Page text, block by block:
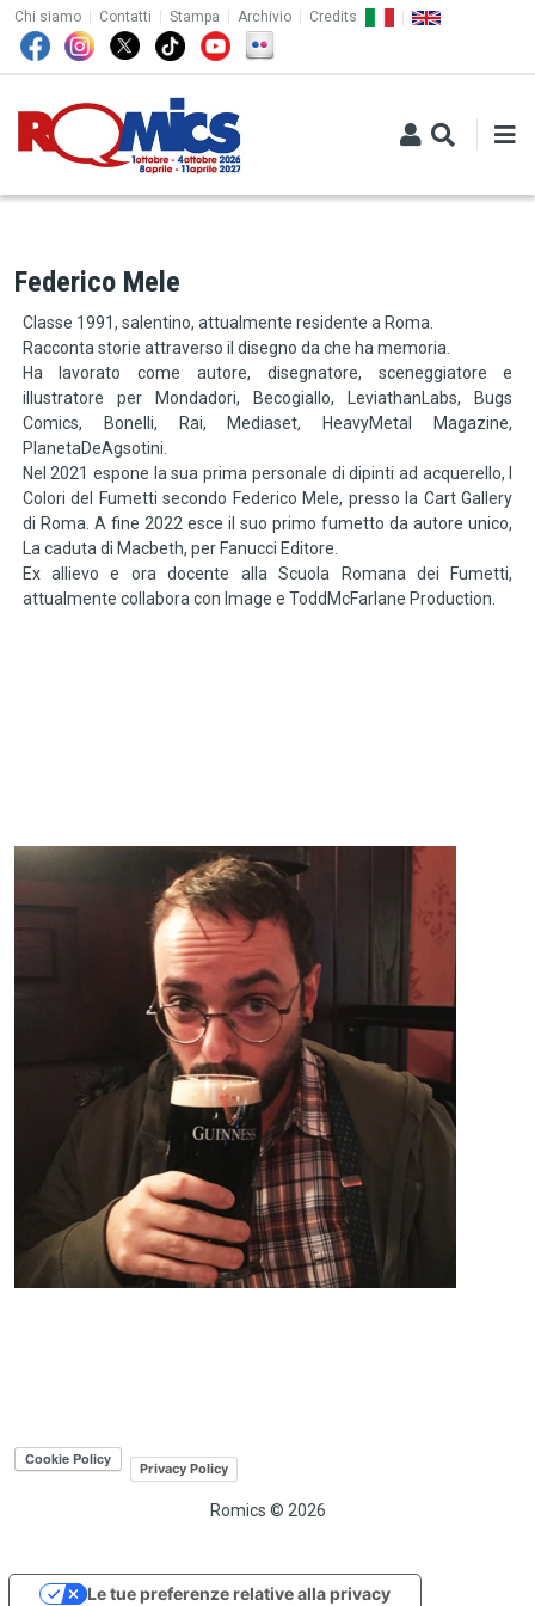
Salta al contenuto principale
TOP MENU
Chi siamo Contatti Stampa Archivio Credits
Federico Mele
Classe 1991, salentino, attualmente residente a Roma.
Racconta storie attraverso il disegno da che ha memoria.
Ha lavorato come autore, disegnatore, sceneggiatore e
illustratore per Mondadori, Becogiallo, LeviathanLabs, Bugs
Comics, Bonelli, Rai, Mediaset, HeavyMetal Magazine,
PlanetaDeAgsotini.
Nel 2021 espone la sua prima personale di dipinti ad acquerello, I
Colori del Fumetti secondo Federico Mele, presso la Cart Gallery
di Roma. A fine 2022 esce il suo primo fumetto da autore unico,
La caduta di Macbeth, per Fanucci Editore.
Ex allievo e ora docente alla Scuola Romana dei Fumetti,
attualmente collabora con Image e ToddMcFarlane Production.
Romics © 2026
Privacy Policy
Le tue preferenze relative alla privacy